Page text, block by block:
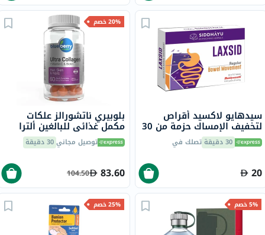
سيدهايو لاكسيد أقراص
لتخفيف الإمساك حزمة من 30
30 دقيقة تصلك في
20
20% خصم
بلوبيري ناتشورالز علكات
مكمل غذائي للبالغين ألترا
كولاجين + فيتامين سي
وبيوتين، حزمة 60
توصيل مجاني30 دقيقة
83.60
104.50
5% خصم 25% خصم